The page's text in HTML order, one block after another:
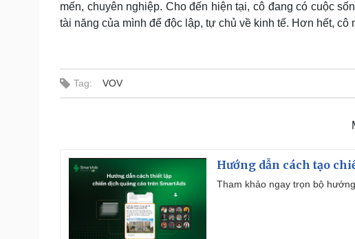
mến, chuyên nghiệp. Cho đến hiện tại, cô đang có cuộc
tài năng của mình để độc lập, tự chủ về kinh tế. Hơn hết,
Tag: VOV
Hướng dẫn cách tạo
Tham khảo ngay trọn bộ